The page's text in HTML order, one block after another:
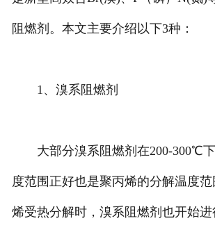
阻燃剂。本文主要介绍以下3种：
1、溴系阻燃剂
大部分溴系阻燃剂在200-300℃下
度范围正好也是聚丙烯的分解温度
烯受热分解时，溴系阻燃剂也开始